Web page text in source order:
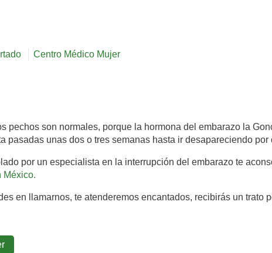
Centro Médico Mujer
pechos son normales, porque la hormona del embarazo la
pasadas unas dos o tres semanas hasta ir desapareciendo por
por un especialista en la interrupción del embarazo te
México.
en llamarnos, te atenderemos encantados, recibirás un trato